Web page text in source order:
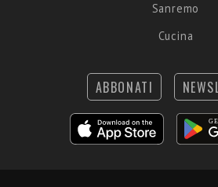
Sanremo
Cucina
ABBONATI